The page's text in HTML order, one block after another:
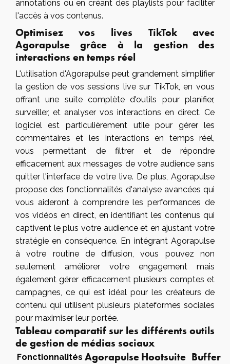
annotations ou en créant des playlists pour faciliter
l'accès à vos contenus.
Optimisez vos lives TikTok avec
Agorapulse grâce à la gestion des
interactions en temps réel
L'utilisation d'Agorapulse peut grandement simplifier
la gestion de vos sessions live sur TikTok, en vous
offrant une suite complète d'outils pour planifier,
surveiller, et analyser vos interactions en direct. Ce
logiciel est particulièrement utile pour gérer les
commentaires et les interactions en temps réel,
vous permettant de filtrer et de répondre
efficacement aux messages de votre audience sans
quitter l'interface de votre live. De plus,Agorapulse
propose des fonctionnalités d'analyse avancées qui
vous aideront à comprendre les performances de
vos vidéos en direct, en identifiant les contenus qui
captivent le plus votre audience et en ajustant votre
stratégie en conséquence. En intégrant Agorapulse
à votre routine de diffusion, vous pouvez non
seulement améliorer votre engagement mais
également gérer efficacement plusieurs comptes et
campagnes, ce qui est idéal pour les créateurs de
contenu qui utilisent plusieurs plateformes sociales
pour maximiser leur portée.
Tableau comparatif sur les différents outils
de gestion de médias sociaux
Fonctionnalités Agorapulse Hootsuite Buffer